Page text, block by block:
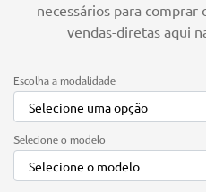
necessários para
vendas-diretas aqui
Escolha a modalidade
Selecione o modelo